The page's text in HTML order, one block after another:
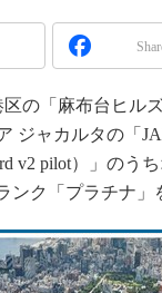
IGAS2018
の「麻布台ヒル
ジャカルタの「
v2 pilot）」のう
ンク「プラチナ」